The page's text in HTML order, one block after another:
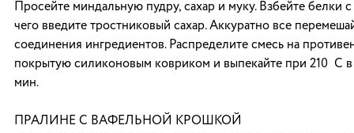
Просейте миндальную пудру, сахар и муку. Взбейте белки
чего введите тростниковый сахар. Аккуратно все
соединения ингредиентов. Распределите смесь на
покрытую силиконовым ковриком и выпекайте при 210 С в
мин.
ПРАЛИНЕ С ВАФЕЛЬНОЙ КРОШКОЙ